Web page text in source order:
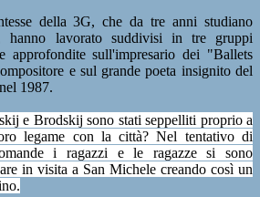
della 3G, che da tre anni studiano
hanno lavorato suddivisi in tre gruppi
approfondite sull'impresario dei "Ballets
e sul grande poeta insignito del
1987.
e Brodskij sono stati seppelliti proprio a
legame con la città? Nel tentativo di
i ragazzi e le ragazze si sono
in visita a San Michele creando così un